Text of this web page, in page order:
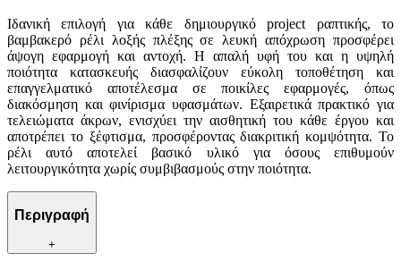
Ιδανική επιλογή για κάθε δημιουργικό project ραπτικής, το
βαμβακερό ρέλι λοξής πλέξης σε λευκή απόχρωση προσφέρει
άψογη εφαρμογή και αντοχή. Η απαλή υφή του και η υψηλή
ποιότητα κατασκευής διασφαλίζουν εύκολη τοποθέτηση και
επαγγελματικό αποτέλεσμα σε ποικίλες εφαρμογές, όπως
διακόσμηση και φινίρισμα υφασμάτων. Εξαιρετικά πρακτικό για
τελειώματα άκρων, ενισχύει την αισθητική του κάθε έργου και
αποτρέπει το ξέφτισμα, προσφέροντας διακριτική κομψότητα. Το
ρέλι αυτό αποτελεί βασικό υλικό για όσους επιθυμούν
λειτουργικότητα χωρίς συμβιβασμούς στην ποιότητα.
Περιγραφή
+